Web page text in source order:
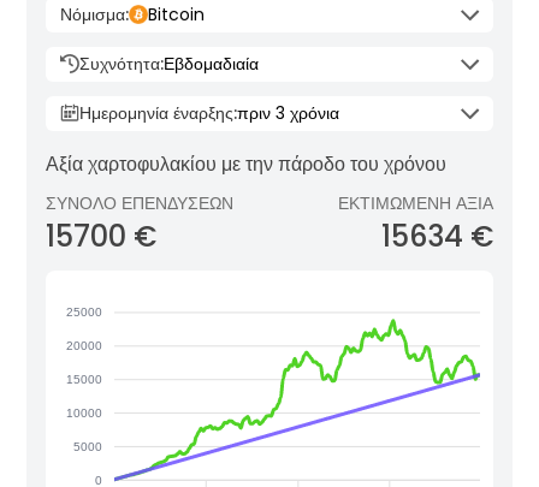
Νόμισμα: Bitcoin
Συχνότητα:Εβδομαδιαία
Ημερομηνία έναρξης:πριν 3 χρόνια
Αξία χαρτοφυλακίου με την πάροδο του χρόνου
ΣΎΝΟΛΟ ΕΠΕΝΔΎΣΕΩΝ
15700 €
ΕΚΤΙΜΏΜΕΝΗ ΑΞΊΑ
15634 €
25000
20000
15000
10000
5000
0